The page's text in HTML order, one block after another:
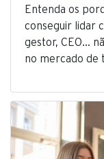
Entenda os
conseguir lidar
gestor, CEO…
no mercado de